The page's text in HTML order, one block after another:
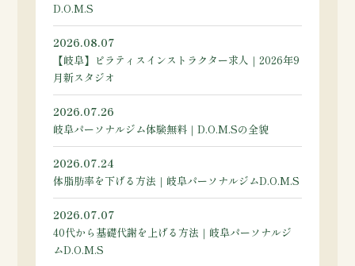
D.O.M.S
2026.08.07
【岐阜】ピラティスインストラクター求人｜2026年9
月新スタジオ
2026.07.26
岐阜パーソナルジム体験無料｜D.O.M.Sの全貌
2026.07.24
体脂肪率を下げる方法｜岐阜パーソナルジムD.O.M.S
2026.07.07
40代から基礎代謝を上げる方法｜岐阜パーソナルジ
ムD.O.M.S